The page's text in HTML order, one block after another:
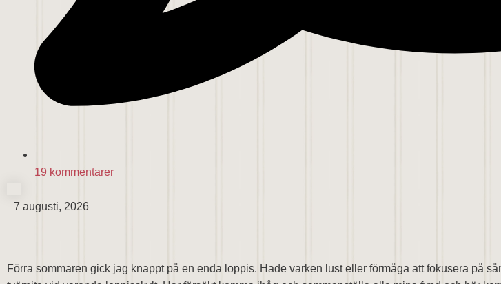
19 kommentarer
7 augusti, 2026
Förra sommaren gick jag knappt på en enda loppis. Hade varken lust eller förmåga att fokusera på